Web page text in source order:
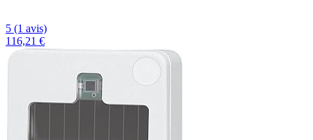
5 (1 avis)
116,21 €